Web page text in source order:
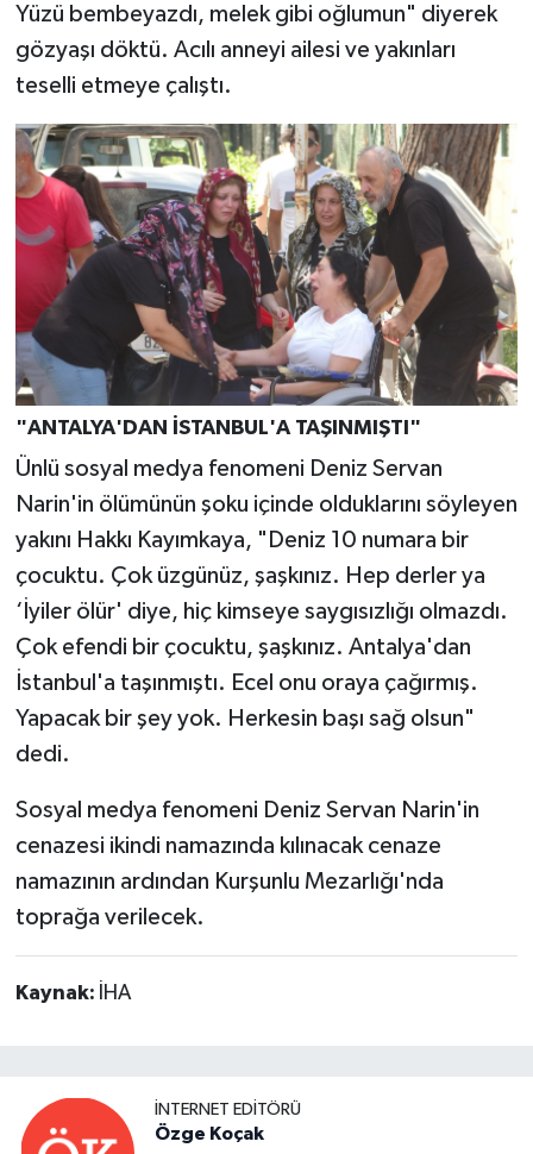
Yüzü bembeyazdı, melek gibi oğlumun" diyerek
gözyaşı döktü. Acılı anneyi ailesi ve yakınları
teselli etmeye çalıştı.
"ANTALYA'DAN İSTANBUL'A TAŞINMIŞTI"
Ünlü sosyal medya fenomeni Deniz Servan
Narin'in ölümünün şoku içinde olduklarını söyleyen
yakını Hakkı Kayımkaya, "Deniz 10 numara bir
çocuktu. Çok üzgünüz, şaşkınız. Hep derler ya
‘İyiler ölür' diye, hiç kimseye saygısızlığı olmazdı.
Çok efendi bir çocuktu, şaşkınız. Antalya'dan
İstanbul'a taşınmıştı. Ecel onu oraya çağırmış.
Yapacak bir şey yok. Herkesin başı sağ olsun"
dedi.
Sosyal medya fenomeni Deniz Servan Narin'in
cenazesi ikindi namazında kılınacak cenaze
namazının ardından Kurşunlu Mezarlığı'nda
toprağa verilecek.
Kaynak: İHA
İNTERNET EDITÖRÜ
Özge Koçak